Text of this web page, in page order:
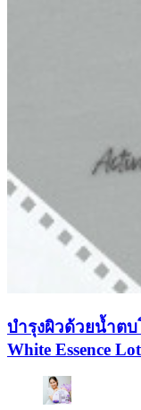
บำรุงผิวด้วยน้ำตบ
White Essence